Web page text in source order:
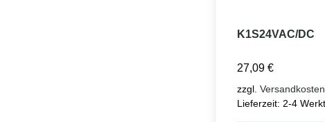
K1S24VAC/DC
27,09 €
zzgl. Versandkosten
Lieferzeit: 2-4